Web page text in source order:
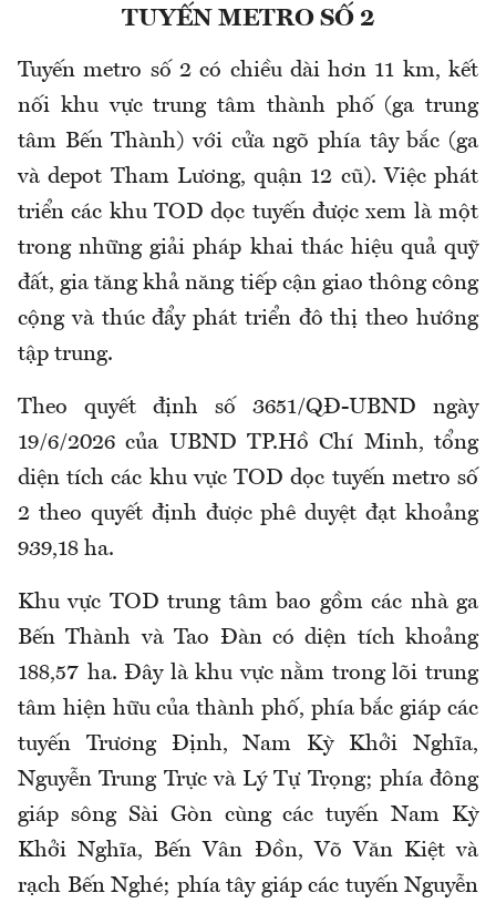
TUYẾN METRO SỐ 2
Tuyến metro số 2 có chiều dài hơn 11 km, kết
nối khu vực trung tâm thành phố (ga trung
tâm Bến Thành) với cửa ngõ phía tây bắc (ga
và depot Tham Lương, quận 12 cũ). Việc phát
triển các khu TOD dọc tuyến được xem là một
trong những giải pháp khai thác hiệu quả quỹ
đất, gia tăng khả năng tiếp cận giao thông công
cộng và thúc đẩy phát triển đô thị theo hướng
tập trung.
Theo quyết định số 3651/QĐ-UBND ngày
19/6/2026 của UBND TP.Hồ Chí Minh, tổng
diện tích các khu vực TOD dọc tuyến metro số
2 theo quyết định được phê duyệt đạt khoảng
939,18 ha.
Khu vực TOD trung tâm bao gồm các nhà ga
Bến Thành và Tao Đàn có diện tích khoảng
188,57 ha. Đây là khu vực nằm trong lõi trung
tâm hiện hữu của thành phố, phía bắc giáp các
tuyến Trương Định, Nam Kỳ Khởi Nghĩa,
Nguyễn Trung Trực và Lý Tự Trọng; phía đông
giáp sông Sài Gòn cùng các tuyến Nam Kỳ
Khởi Nghĩa, Bến Vân Đồn, Võ Văn Kiệt và
rạch Bến Nghé; phía tây giáp các tuyến Nguyễn